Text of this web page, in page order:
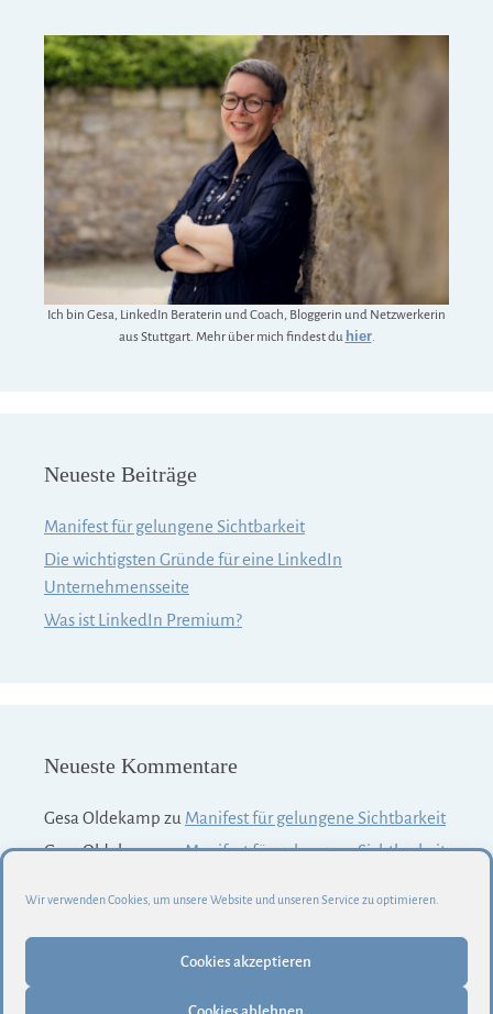
Wir verwenden Cookies, um unsere Website und unseren Service zu optimieren.
Cookies akzeptieren
Cookies ablehnen
Ich bin Gesa, LinkedIn Beraterin und Coach, Bloggerin und Netzwerkerin
aus Stuttgart. Mehr über mich findest du hier.
Neueste Beiträge
Manifest für gelungene Sichtbarkeit
Die wichtigsten Gründe für eine LinkedIn
Unternehmensseite
Was ist LinkedIn Premium?
Neueste Kommentare
Gesa Oldekamp zu Manifest für gelungene Sichtbarkeit
Gesa OldekampzuManifest für gelungene Sichtbarkeit